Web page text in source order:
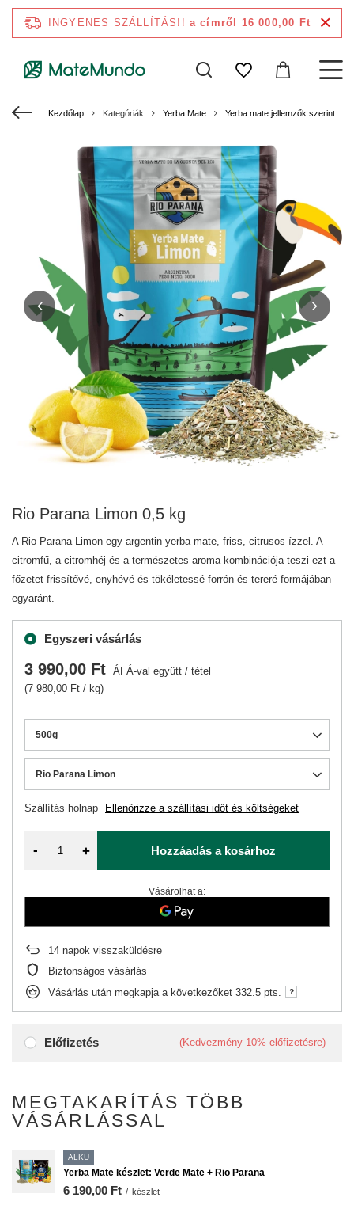
INGYENES SZÁLLÍTÁS!! a címről 16 000,00 Ft
Kezdőlap Kategóriák Yerba Mate Yerba mate jellemzők szerint
Rio Parana Limon 0,5 kg
A Rio Parana Limon egy argentin yerba mate, friss, citrusos ízzel. A
citromfű, a citromhéj és a természetes aroma kombinációja teszi ezt a
főzetet frissítővé, enyhévé és tökéletessé forrón és tereré formájában
egyaránt.
Egyszeri vásárlás
Előfizetés (Kedvezmény 10% előfizetésre)
500g
Rio Parana Limon
Szállítás holnap Ellenőrizze a szállítási időt és költségeket
3 990,00 Ft ÁFÁ-val együtt / tétel
(7 980,00 Ft / kg)
- + Hozzáadás a kosárhoz
Vásárolhat a:
14 napok visszaküldésre
Biztonságos vásárlás
Vásárlás után megkapja a következőket 332.5 pts.
MEGTAKARÍTÁS TÖBB
VÁSÁRLÁSSAL
ALKU
Yerba Mate készlet: Verde Mate + Rio Parana
6 190,00 Ft / készlet